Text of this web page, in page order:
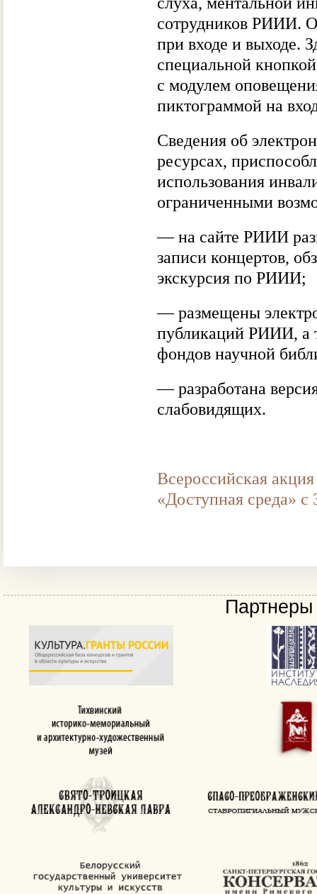
сотрудников РИИИ.
при входе и выходе.
специальной
с модулем
пиктограммой на
Сведения об
ресурсах,
использования
ограниченными
— на сайте РИИИ
записи концертов,
экскурсия по РИИИ;
— размещены
публикаций РИИИ, а
фондов научной
— разработана
слабовидящих.
Всероссийская
«Доступная среда» с
Партнеры